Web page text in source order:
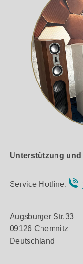
Unterstützung
Service Hotline:
Augsburger Str.33
09126 Chemnitz
Deutschland